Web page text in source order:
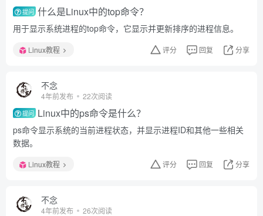
提问 什么是Linux中的top命令？
用于显示系统进程的top命令，它显示并更新排序的进程信息。
Linux教程 评分 回复 分享
不念
4年前发布 22次阅读
提问 Linux中的ps命令是什么？
ps命令显示系统的当前进程状态，并显示进程ID和其他一些相关
数据。
Linux教程 评分 回复 分享
不念
4年前发布 26次阅读